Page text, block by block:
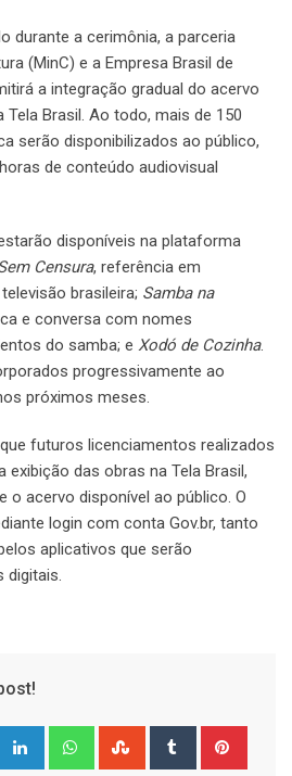
durante a cerimônia, a parceria
(MinC) e a Empresa Brasil de
a integração gradual do acervo
Brasil. Ao todo, mais de 150
serão disponibilizados ao público,
de conteúdo audiovisual
disponíveis na plataforma
Censura, referência em
brasileira; Samba na
e conversa com nomes
do samba; e Xodó de Cozinha.
progressivamente ao
próximos meses.
futuros licenciamentos realizados
exibição das obras na Tela Brasil,
o acervo disponível ao público. O
login com conta Gov.br, tanto
aplicativos que serão
digitais.
Google+ LinkedIn WhatsappStumbleUpon
Tumblr